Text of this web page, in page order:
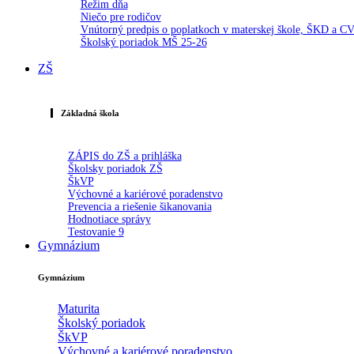
Režim dňa
Niečo pre rodičov
Vnútorný predpis o poplatkoch v materskej škole, ŠKD a
Školský poriadok MŠ 25-26
ZŠ
Základná škola
ZÁPIS do ZŠ a prihláška
Školsky poriadok ZŠ
ŠkVP
Výchovné a kariérové poradenstvo
Prevencia a riešenie šikanovania
Hodnotiace správy
Testovanie 9
Gymnázium
Gymnázium
Maturita
Školský poriadok
ŠkVP
Výchovné a kariérové poradenstvo